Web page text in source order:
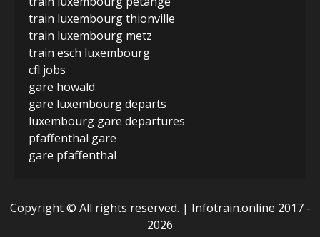
train luxembourg thionville
train luxembourg metz
train esch luxembourg
cfl jobs
gare howald
gare luxembourg departs
luxembourg gare departures
pfaffenthal gare
gare pfaffenthal
Copyright © All rights reserved. | Infotrain.online 2017 -
2026